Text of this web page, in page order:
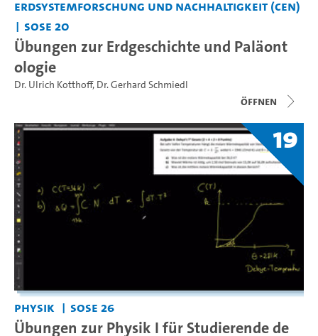
Erdsystemforschung und Nachhaltigkeit (CEN)
SoSe 20
Übungen zur Erdgeschichte und Paläont
ologie
Dr. Ulrich Kotthoff, Dr. Gerhard Schmiedl
Öffnen
19
Physik SoSe 26
Übungen zur Physik I für Studierende de